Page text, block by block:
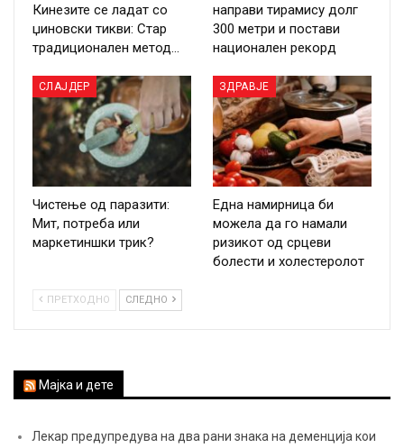
Кинезите се ладат со
џиновски тикви: Стар
традиционален метод…
направи тирамису долг
300 метри и постави
национален рекорд
СЛАЈДЕР
Чистење од паразити:
Мит, потреба или
маркетиншки трик?
ЗДРАВЈЕ
Една намирница би
можела да го намали
ризикот од срцеви
болести и холестеролот
ПРЕТХОДНО СЛЕДНО
Мајка и дете
Лекар предупредува на два рани знака на деменција кои